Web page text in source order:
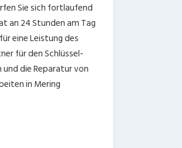
Sie sich fortlaufend
an 24 Stunden am Tag
eine Leistung des
für den Schlüssel-
die Reparatur von
in Mering